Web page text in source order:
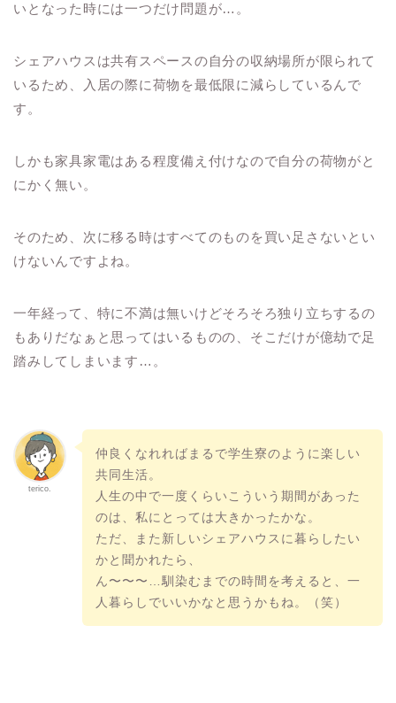
いとなった時には一つだけ問題が…。
シェアハウスは共有スペースの自分の収納場所が限られて
いるため、入居の際に荷物を最低限に減らしているんで
す。
しかも家具家電はある程度備え付けなので自分の荷物がと
にかく無い。
そのため、次に移る時はすべてのものを買い足さないとい
けないんですよね。
一年経って、特に不満は無いけどそろそろ独り立ちするの
もありだなぁと思ってはいるものの、そこだけが億劫で足
踏みしてしまいます…。
terico.
仲良くなれればまるで学生寮のように楽しい
共同生活。
人生の中で一度くらいこういう期間があった
のは、私にとっては大きかったかな。
ただ、また新しいシェアハウスに暮らしたい
かと聞かれたら、
ん〜〜〜…馴染むまでの時間を考えると、一
人暮らしでいいかなと思うかもね。（笑）